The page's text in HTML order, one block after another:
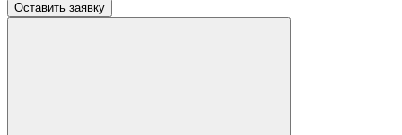
Оставить заявку